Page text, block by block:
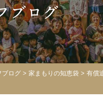
ブログ
ブログ > 家まもりの知恵袋 > 有償